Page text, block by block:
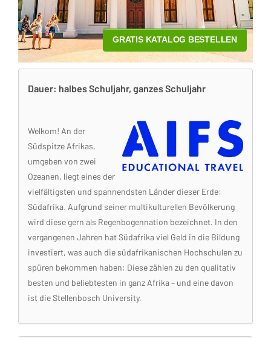
Dauer: halbes Schuljahr, ganzes Schuljahr
Welkom! An der
Südspitze Afrikas,
umgeben von zwei
Ozeanen, liegt eines der
vielfältigsten und spannendsten Länder dieser Erde:
Südafrika. Aufgrund seiner multikulturellen Bevölkerung
wird diese gern als Regenbogennation bezeichnet. In den
vergangenen Jahren hat Südafrika viel Geld in die Bildung
investiert, was auch die südafrikanischen Hochschulen zu
spüren bekommen haben: Diese zählen zu den qualitativ
besten und beliebtesten in ganz Afrika – und eine davon
ist die Stellenbosch University.